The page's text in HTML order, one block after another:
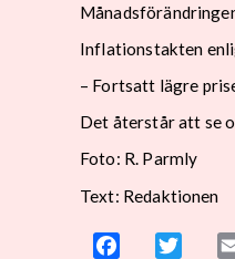
Inflationstakten
– Fortsatt lägre
Det återstår att se
Foto: R. Parmly
Text: Redaktionen
Facebook